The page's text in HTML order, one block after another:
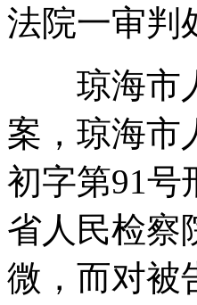
法院一审判
琼海市人
案，琼海市
初字第91号
省人民检察
微，而对被